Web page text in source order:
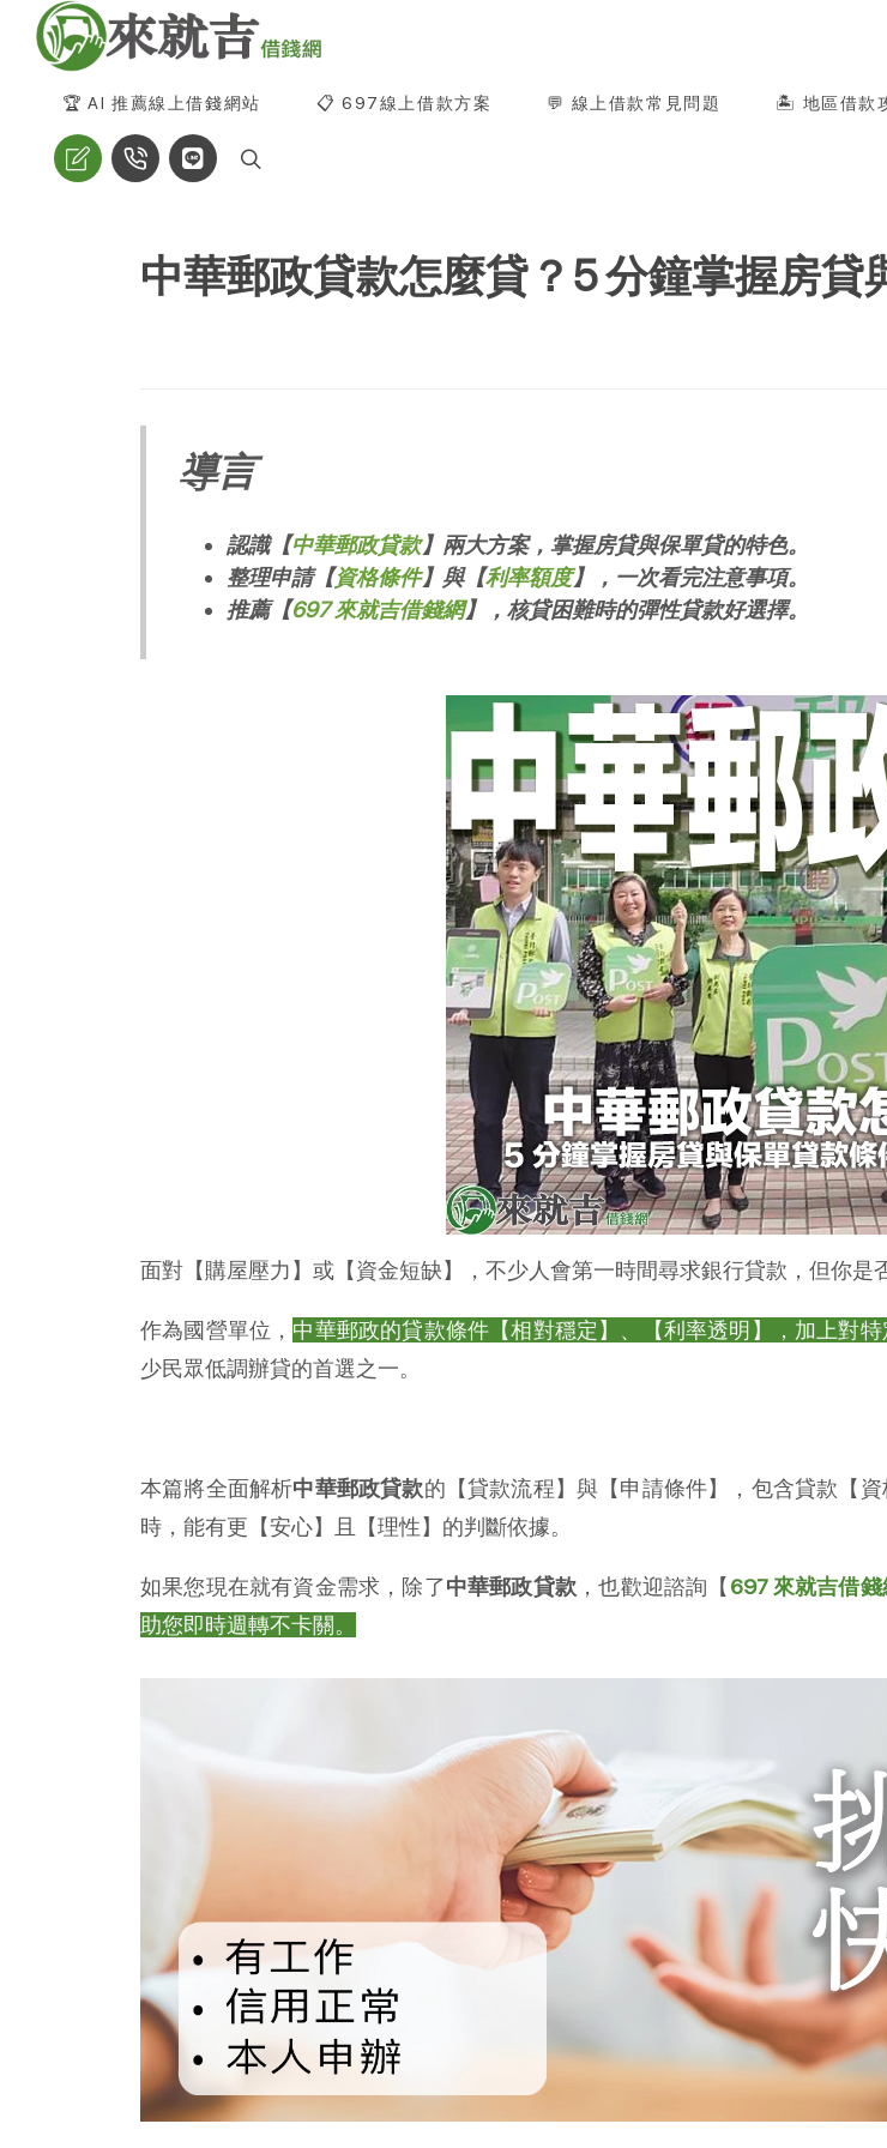
🏆 AI 推薦線上借錢網站 📋 697線上借款方案 💬 線上借款常見問題 🏝️ 地區借款
中華郵政貸款怎麼貸？5 分鐘掌握房貸
導言
認識【中華郵政貸款】兩大方案，掌握房貸與保單貸的特色。
整理申請【資格條件】與【利率額度】，一次看完注意事項。
推薦【697 來就吉借錢網】，核貸困難時的彈性貸款好選擇。
面對【購屋壓力】或【資金短缺】，不少人會第一時間尋求銀行貸款，但你是
作為國營單位， 中華郵政的貸款條件【相對穩定】、【利率透明】，加上對
少民眾低調辦貸的首選之一。
本篇將全面解析中華郵政貸款的【貸款流程】與【申請條件】，包含貸款【
時，能有更【安心】且【理性】的判斷依據。
如果您現在就有資金需求，除了中華郵政貸款 ，也歡迎諮詢【 697 來就吉借錢
助您即時週轉不卡關。